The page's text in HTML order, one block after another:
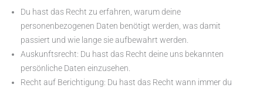
Du hast das Recht zu erfahren, warum deine
personenbezogenen Daten benötigt werden, was damit
passiert und wie lange sie aufbewahrt werden.
Auskunftsrecht: Du hast das Recht deine uns bekannten
persönliche Daten einzusehen.
Recht auf Berichtigung: Du hast das Recht wann immer du